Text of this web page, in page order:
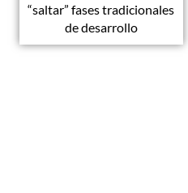
“saltar” fases tradicionales
de desarrollo